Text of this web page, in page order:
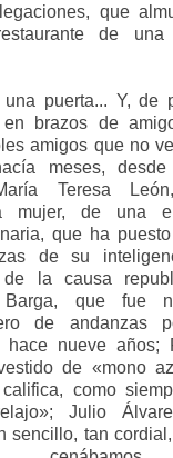
que
de una
puerta... Y, de
en brazos de
amigos que no
meses, desde
Teresa
mujer, de una
que ha
de su
de la causa
Barga, que fue
de andanzas
hace nueve años;
de «mono
como
Julio
sencillo, tan